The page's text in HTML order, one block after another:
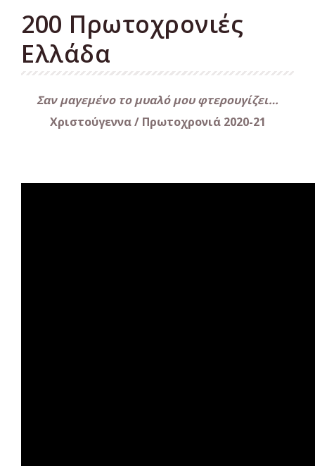
200 Πρωτοχρονιές
Ελλάδα
Σαν μαγεμένο το μυαλό μου φτερουγίζει…
Χριστούγεννα / Πρωτοχρονιά 2020-21